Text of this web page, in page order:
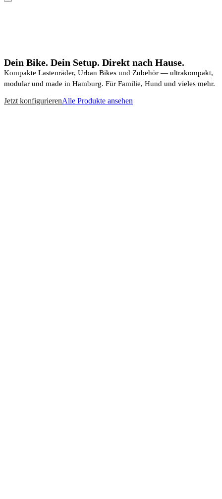
Dein Bike. Dein Setup. Direkt nach Hause.
Kompakte Lastenräder, Urban Bikes und Zubehör — ultrakompakt,
modular und made in Hamburg. Für Familie, Hund und vieles mehr.
Jetzt konfigurierenAlle Produkte ansehen